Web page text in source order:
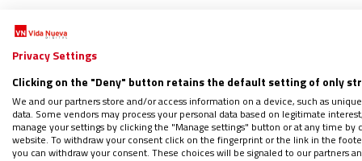
guerra, el choque de soberanías.
como a la geopolítica. Dentro de
volverse belicoso, orientado a
Privacy Settings
Clicking on the "Deny" button retains the default setting of only
We and our partners store and/or access information on a device, such as
data. Some vendors may process your personal data based on legitimate
manage your settings by clicking the "Manage settings" button or at any time
website. To withdraw your consent click on the fingerprint or the link in the
you can withdraw your consent. These choices will be signaled to our partners